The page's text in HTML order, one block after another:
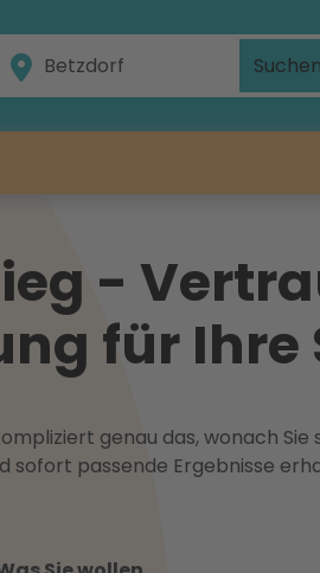
Suchen
-
für Ihre
genau das, wonach
sofort passende Ergebnisse